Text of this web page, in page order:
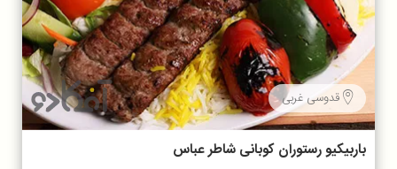
قدوسی غربی
باربیکیو رستوران کوبانی شاطر عباس